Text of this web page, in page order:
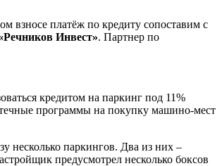
взносе платёж по кредиту сопоставим с
Инвест». Партнер по
кредитом на паркинг под 11%
программы на покупку машино-мест
несколько паркингов. Два из них –
предусмотрел несколько боксов